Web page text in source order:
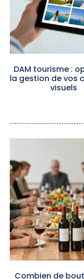
DAM tourisme :
la gestion de vos
visuels
Combien de